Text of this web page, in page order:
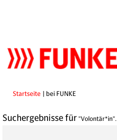
Startseite | bei FUNKE(aktuelle
Suchergebnisse für "Volontär*in".